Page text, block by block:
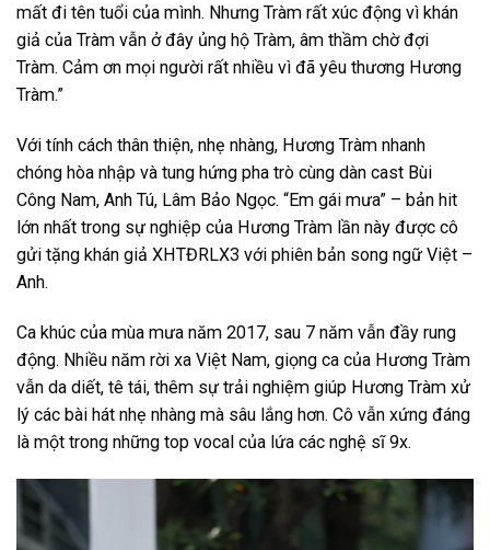
mất đi tên tuổi của mình. Nhưng Tràm rất xúc động vì khán
giả của Tràm vẫn ở đây ủng hộ Tràm, âm thầm chờ đợi
Tràm. Cảm ơn mọi người rất nhiều vì đã yêu thương Hương
Tràm.”
Với tính cách thân thiện, nhẹ nhàng, Hương Tràm nhanh
chóng hòa nhập và tung hứng pha trò cùng dàn cast Bùi
Công Nam, Anh Tú, Lâm Bảo Ngọc. “Em gái mưa” – bản hit
lớn nhất trong sự nghiệp của Hương Tràm lần này được cô
gửi tặng khán giả XHTĐRLX3 với phiên bản song ngữ Việt –
Anh.
Ca khúc của mùa mưa năm 2017, sau 7 năm vẫn đầy rung
động. Nhiều năm rời xa Việt Nam, giọng ca của Hương Tràm
vẫn da diết, tê tái, thêm sự trải nghiệm giúp Hương Tràm xử
lý các bài hát nhẹ nhàng mà sâu lắng hơn. Cô vẫn xứng đáng
là một trong những top vocal của lứa các nghệ sĩ 9x.